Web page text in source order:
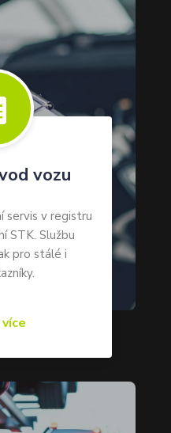
vozu
servis v registru
STK. Službu
pro stálé i